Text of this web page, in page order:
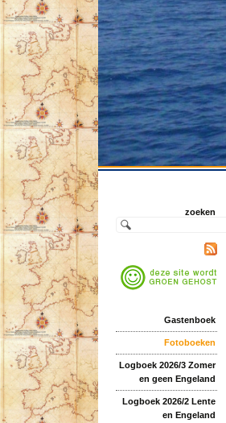
zoeken
Gastenboek
Fotoboeken
Logboek 2026/3 Zomer
en geen Engeland
Logboek 2026/2 Lente
en Engeland